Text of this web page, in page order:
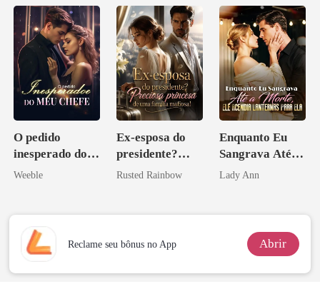
O pedido
inesperado do
meu chefe
Weeble
Ex-esposa do
presidente?
Preciosa
mafiosa!
Rusted Rainbow
Enquanto Eu
Sangrava Até a
Morte, Ele
Ela
Lady Ann
Reclame seu bônus no App Abrir